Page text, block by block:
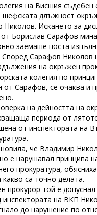
на Висшия
шефската длъжност
Николов. Искането за
Борислав Сарафов
заемаше поста
Според Сарафов Николов
на окръжен
колегия по
от Сарафов, се очаква и
на дейността на
периода от
от инспектората на
че Владимир
е нарушавал принципа
прокуратура,
са точно делата.
прокурор той е
на ВКП
до нарушение по